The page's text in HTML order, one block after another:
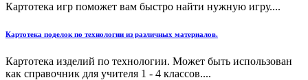
Картотека игр поможет вам быстро найти нужную игру....
Картотека поделок по технологии из различных материалов.
Картотека изделий по технологии. Может быть использован
как справочник для учителя 1 - 4 классов....